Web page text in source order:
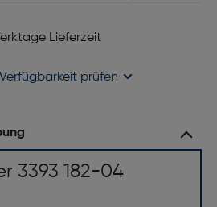
Lieferzeit
Verfügbarkeit prüfen
3393 182-04